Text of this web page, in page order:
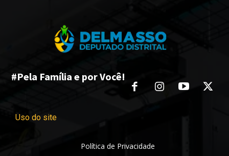
#Pela Família e por Você!
Uso do site
Política de Privacidade